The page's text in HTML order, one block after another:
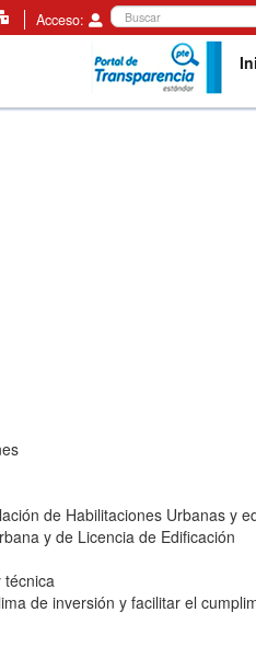
Acceso:
de Habilitaciones Urbanas y
y de Licencia de Edificación
de inversión y facilitar el